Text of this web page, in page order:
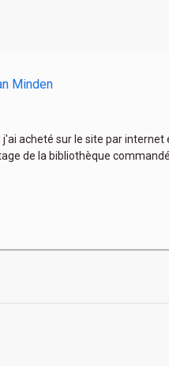
Minden
j'ai acheté sur le site par
de la bibliothèque